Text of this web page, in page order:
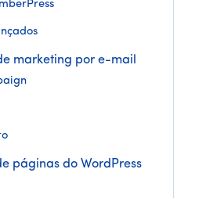
marketing por e-mail
páginas do WordPress